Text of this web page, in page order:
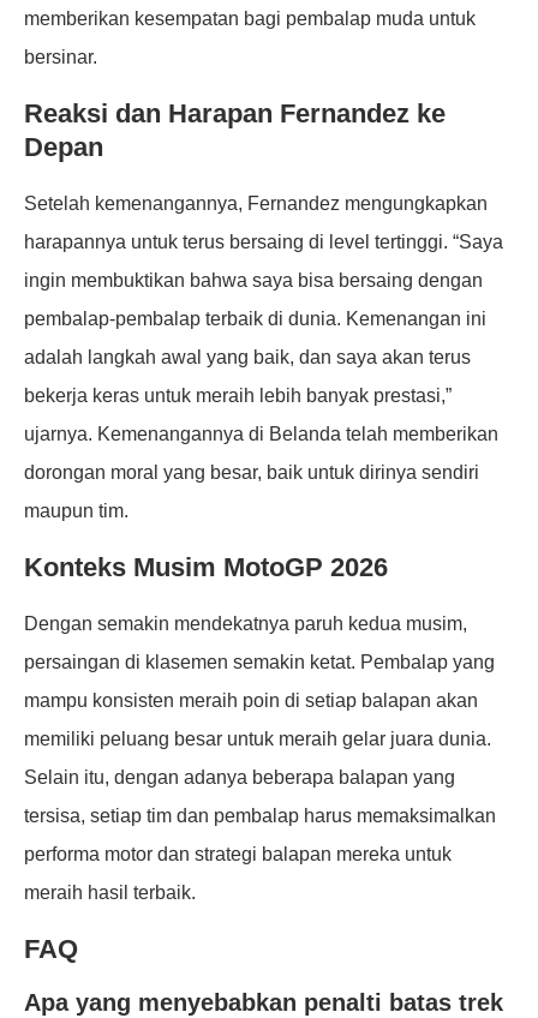
memberikan kesempatan bagi pembalap muda untuk
bersinar.
Reaksi dan Harapan Fernandez ke
Depan
Setelah kemenangannya, Fernandez mengungkapkan
harapannya untuk terus bersaing di level tertinggi. “Saya
ingin membuktikan bahwa saya bisa bersaing dengan
pembalap-pembalap terbaik di dunia. Kemenangan ini
adalah langkah awal yang baik, dan saya akan terus
bekerja keras untuk meraih lebih banyak prestasi,”
ujarnya. Kemenangannya di Belanda telah memberikan
dorongan moral yang besar, baik untuk dirinya sendiri
maupun tim.
Konteks Musim MotoGP 2026
Dengan semakin mendekatnya paruh kedua musim,
persaingan di klasemen semakin ketat. Pembalap yang
mampu konsisten meraih poin di setiap balapan akan
memiliki peluang besar untuk meraih gelar juara dunia.
Selain itu, dengan adanya beberapa balapan yang
tersisa, setiap tim dan pembalap harus memaksimalkan
performa motor dan strategi balapan mereka untuk
meraih hasil terbaik.
FAQ
Apa yang menyebabkan penalti batas trek